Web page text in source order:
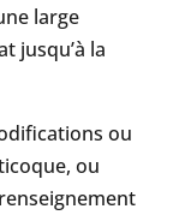
large
jusqu’à la
ou
ou